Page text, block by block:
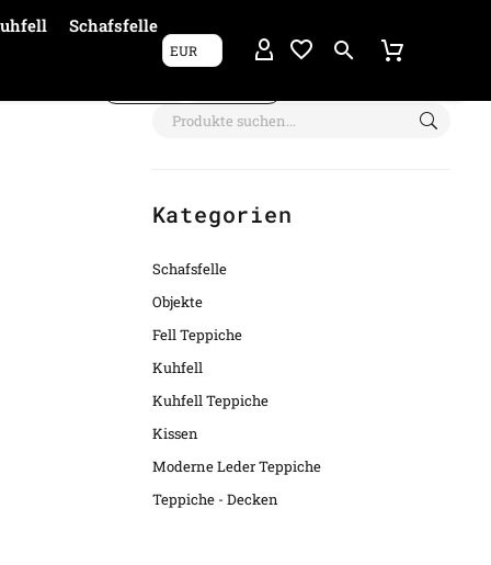
Schafsfelle
EUR
Kategorien
Schafsfelle
Objekte
Fell Teppiche
Kuhfell
Kuhfell Teppiche
Kissen
Moderne Leder Teppiche
Teppiche - Decken